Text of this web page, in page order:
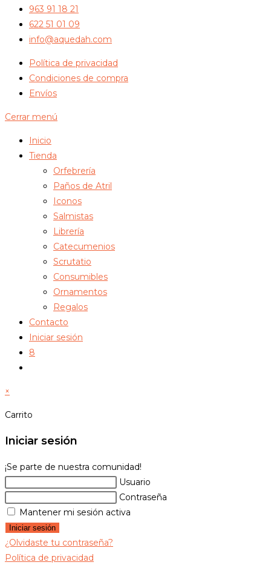
963 91 18 21
622 51 01 09
info@aquedah.com
Política de privacidad
Condiciones de compra
Envíos
Cerrar menú
Inicio
Tienda
Orfebrería
Paños de Atril
Iconos
Salmistas
Librería
Catecumenios
Scrutatio
Consumibles
Ornamentos
Regalos
Contacto
Iniciar sesión
8
la
×
Carrito
Iniciar sesión
¡Se parte de nuestra comunidad!
Usuario
Contraseña
Mantener mi sesión activa
Iniciar sesión
¿Olvidaste tu contraseña?
Política de privacidad